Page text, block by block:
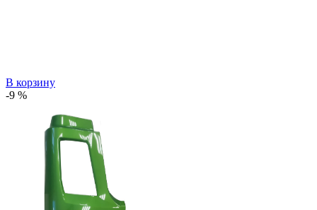
В корзину
-9 %